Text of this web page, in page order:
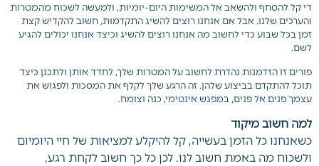
די קל להסחף ולהשאב אל המשימות היום-יומיות, ולמעשה לשכוח מהמטרות
והערכים שלנו. אבל אם אנחנו רוצים להשיג התקדמות, חשוב להקדיש קצת
זמן בכל שבוע כדי לחשוב מה אנחנו רוצים להשיג וכיצד אנחנו יכולים להגיע
לשם.
פורים זו הזדמנות נהדרת לחשוב על המטרות שלך, לחדד אותן ולתכנן כיצד
תוכל להתקדם בביצוע שלהן. זה הרגע שלך לקלף את המסכות ולפגוש את
עצמך פנים אל פנים, במפגש אינטימי, כנה וצומח.
למה חשוב מיקוד
כשאנחנו כל הזמן בעשייה, קל להיקלע למציאות של חיי היומיום
ולשכוח מה באמת חשוב לנו. לכן כל כך חשוב לקחת רגע,